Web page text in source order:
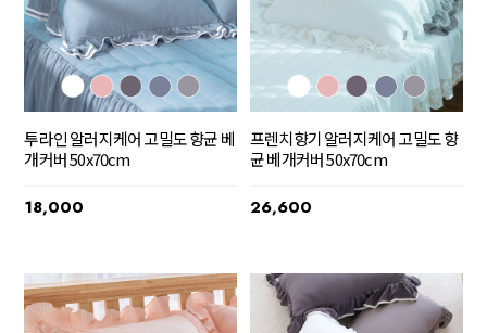
투라인 알러지케어 고밀도 향균 베
개커버 50x70cm
18,000
프렌치향기 알러지케어 고밀도 향
균 베개커버 50x70cm
26,600